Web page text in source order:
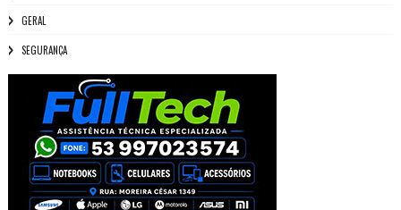
GERAL
SEGURANÇA